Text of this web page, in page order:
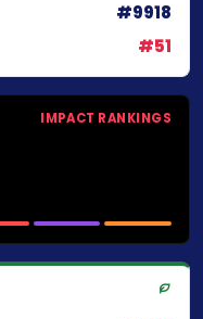
#9918
#51
IMPACT RANKINGS